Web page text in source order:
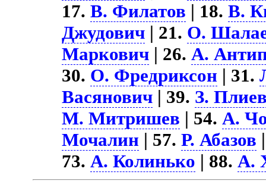
17.В. Филатов | 18.В.
Джудович | 21. О.
Маркович | 26.А.
30. О. Фредриксон | 31.
Васянович | 39. З.
М. Митришев | 54.А.
Мочалин | 57.Р. Абазов
73.А. Колинько | 88.А.